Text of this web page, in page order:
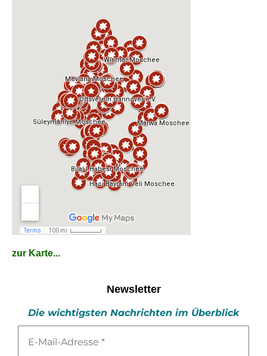
zur Karte...
Newsletter
Die wichtigsten Nachrichten im Überblick
Mail-